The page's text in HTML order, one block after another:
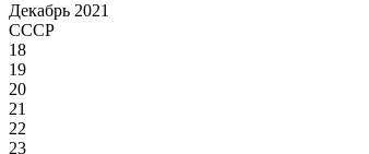
Декабрь 2021
СССР
18
19
20
21
22
23